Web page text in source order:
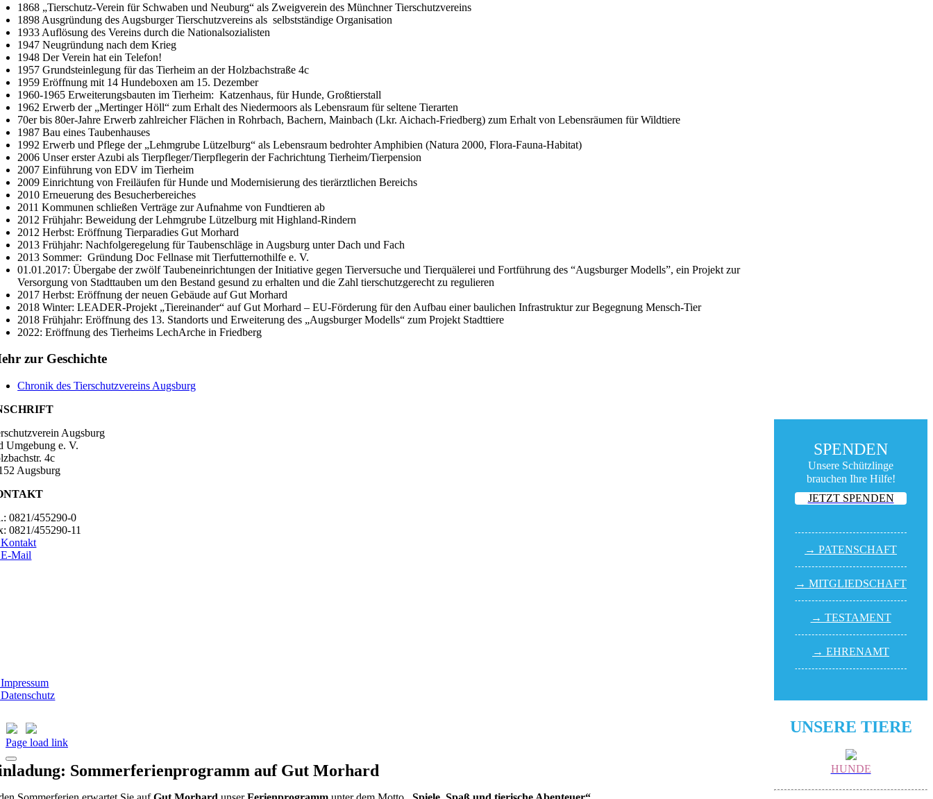
1868 „Tierschutz-Verein für Schwaben und Neuburg“ als Zweigverein des Münchner Tierschutzvereins
1898 Ausgründung des Augsburger Tierschutzvereins als selbstständige Organisation
1933 Auflösung des Vereins durch die Nationalsozialisten
1947 Neugründung nach dem Krieg
1948 Der Verein hat ein Telefon!
1957 Grundsteinlegung für das Tierheim an der Holzbachstraße 4c
1959 Eröffnung mit 14 Hundeboxen am 15. Dezember
1960-1965 Erweiterungsbauten im Tierheim: Katzenhaus, für Hunde, Großtierstall
1962 Erwerb der „Mertinger Höll“ zum Erhalt des Niedermoors als Lebensraum für seltene Tierarten
70er bis 80er-Jahre Erwerb zahlreicher Flächen in Rohrbach, Bachern, Mainbach (Lkr. Aichach-Friedberg) zum Erhalt von Lebensräumen für Wildtiere
1987 Bau eines Taubenhauses
1992 Erwerb und Pflege der „Lehmgrube Lützelburg“ als Lebensraum bedrohter Amphibien (Natura 2000, Flora-Fauna-Habitat)
2006 Unser erster Azubi als Tierpfleger/Tierpflegerin der Fachrichtung Tierheim/Tierpension
2007 Einführung von EDV im Tierheim
2009 Einrichtung von Freiläufen für Hunde und Modernisierung des tierärztlichen Bereichs
2010 Erneuerung des Besucherbereiches
2011 Kommunen schließen Verträge zur Aufnahme von Fundtieren ab
2012 Frühjahr: Beweidung der Lehmgrube Lützelburg mit Highland-Rindern
2012 Herbst: Eröffnung Tierparadies Gut Morhard
2013 Frühjahr: Nachfolgeregelung für Taubenschläge in Augsburg unter Dach und Fach
2013 Sommer: Gründung Doc Fellnase mit Tierfutternothilfe e. V.
01.01.2017: Übergabe der zwölf Taubeneinrichtungen der Initiative gegen Tierversuche und Tierquälerei und Fortführung des “Augsburger Modells”, ein Projekt zur
Versorgung von Stadttauben um den Bestand gesund zu erhalten und die Zahl tierschutzgerecht zu regulieren
2017 Herbst: Eröffnung der neuen Gebäude auf Gut Morhard
2018 Winter: LEADER-Projekt „Tiereinander“ auf Gut Morhard – EU-Förderung für den Aufbau einer baulichen Infrastruktur zur Begegnung Mensch-Tier
2018 Frühjahr: Eröffnung des 13. Standorts und Erweiterung des „Augsburger Modells“ zum Projekt Stadttiere
2022: Eröffnung des Tierheims LechArche in Friedberg
zur Geschichte
Chronik des Tierschutzvereins Augsburg
SPENDEN
Unsere Schützlinge
brauchen Ihre Hilfe!
JETZT SPENDEN
→ PATEN­SCHAFT
→ MITGLIED­SCHAFT
→ TESTA­MENT
→ EHREN­AMT
UNSERE TIERE
HUNDE
Augsburg
Umgebung e. V.
4c
Augsburg
0821/455290-0
0821/455290-11
Mail
Page load link
Sommerferienprogramm auf Gut Morhard